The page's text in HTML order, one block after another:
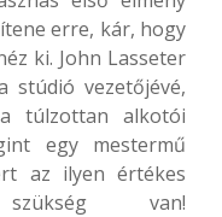
erre, kár, hogy
ki. John Lasseter
stúdió vezetőjévé,
túlzottan alkotói
egy mestermű
az ilyen értékes
van!